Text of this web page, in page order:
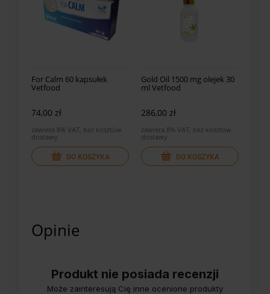
For Calm 60 kapsułek
Vetfood
74,00 zł
zawiera 8% VAT, bez kosztów
dostawy
DO KOSZYKA
Gold Oil 1500 mg olejek 30
ml Vetfood
286,00 zł
zawiera 8% VAT, bez kosztów
dostawy
DO KOSZYKA
Opinie
Produkt nie posiada recenzji
Może zainteresują Cię inne ocenione produkty